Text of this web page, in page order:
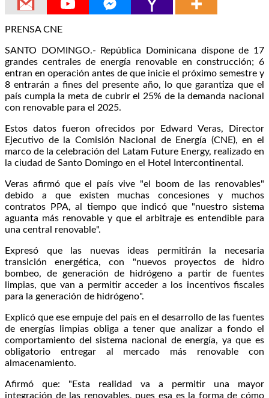
PRENSA CNE
SANTO DOMINGO.- República Dominicana dispone de 17
grandes centrales de energía renovable en construcción; 6
entran en operación antes de que inicie el próximo semestre y
8 entrarán a fines del presente año, lo que garantiza que el
país cumpla la meta de cubrir el 25% de la demanda nacional
con renovable para el 2025.
Estos datos fueron ofrecidos por Edward Veras, Director
Ejecutivo de la Comisión Nacional de Energía (CNE), en el
marco de la celebración del Latam Future Energy, realizado en
la ciudad de Santo Domingo en el Hotel Intercontinental.
Veras afirmó que el país vive "el boom de las renovables"
debido a que existen muchas concesiones y muchos
contratos PPA, al tiempo que indicó que "nuestro sistema
aguanta más renovable y que el arbitraje es entendible para
una central renovable".
Expresó que las nuevas ideas permitirán la necesaria
transición energética, con "nuevos proyectos de hidro
bombeo, de generación de hidrógeno a partir de fuentes
limpias, que van a permitir acceder a los incentivos fiscales
para la generación de hidrógeno".
Explicó que ese empuje del país en el desarrollo de las fuentes
de energías limpias obliga a tener que analizar a fondo el
comportamiento del sistema nacional de energía, ya que es
obligatorio entregar al mercado más renovable con
almacenamiento.
Afirmó que: "Esta realidad va a permitir una mayor
integración de las renovables, pues esa es la forma de cómo